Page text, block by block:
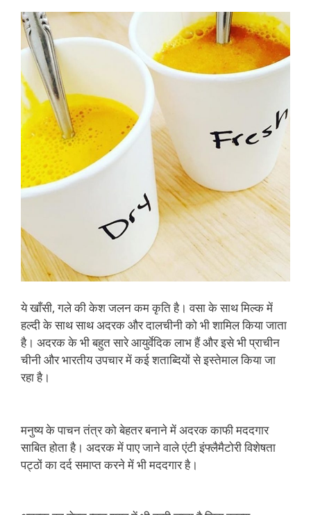
ये खाँसी, गले की केश जलन कम कृति है। वसा के साथ मिल्क में
हल्दी के साथ साथ अदरक और दालचीनी को भी शामिल किया जाता
है। अदरक के भी बहुत सारे आयुर्वेदिक लाभ हैं और इसे भी प्राचीन
चीनी और भारतीय उपचार में कई शताब्दियों से इस्तेमाल किया जा
रहा है।
मनुष्य के पाचन तंत्र को बेहतर बनाने में अदरक काफी मददगार
साबित होता है। अदरक में पाए जाने वाले एंटी इंफ्लैमैटोरी विशेषता
पट्ठों का दर्द समाप्त करने में भी मददगार है।